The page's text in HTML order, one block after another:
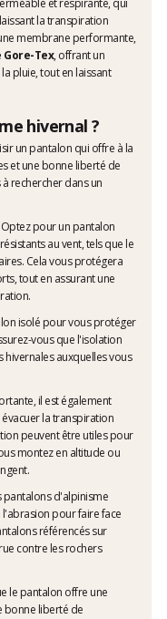
et respirante, qui
la transpiration
membrane performante,
Tex, offrant un
pluie, tout en laissant
hivernal ?
un pantalon qui offre à la
et une bonne liberté de
rechercher dans un
Optez pour un pantalon
au vent, tels que le
Cela vous protégera
tout en assurant une
isolé pour vous protéger
vous que l'isolation
auxquelles vous
il est également
la transpiration
peuvent être utiles pour
montez en altitude ou
pantalons d'alpinisme
pour faire face
référencés sur
contre les rochers
le pantalon offre une
bonne liberté de